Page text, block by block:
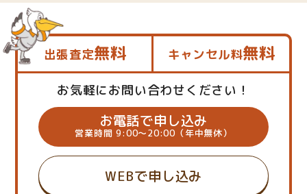
出張査定無料 キャンセル料無料
お気軽にお問い合わせください！
お電話で申し込み
営業時間 9:00～20:00（年中無休）
WEBで申し込み